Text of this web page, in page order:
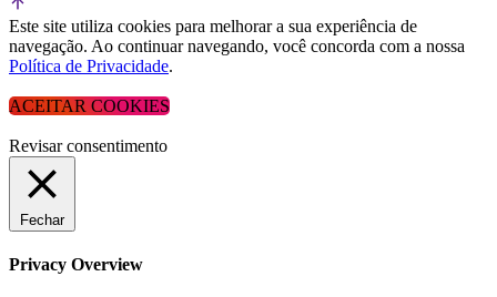
Este site utiliza cookies para melhorar a sua experiência de
navegação. Ao continuar navegando, você concorda com a nossa
Política de Privacidade.
ACEITAR COOKIES
Revisar consentimento
Fechar
Privacy Overview